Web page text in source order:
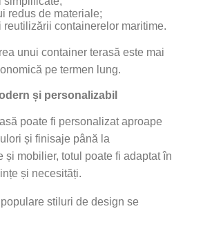
redus de materiale;
reutilizării containerelor maritime.
unui container terasă este mai
pe termen lung.
și personalizabil
poate fi personalizat aproape
și finisaje până la
și mobilier, totul poate fi adaptat în
și necesități.
stiluri de design se